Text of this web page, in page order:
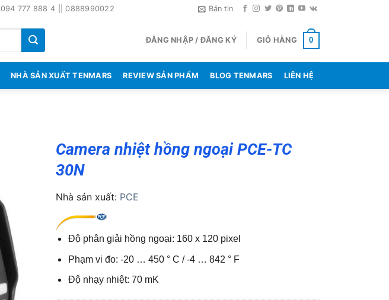
094 777 888 4 || 0888990022 Bản tin
ĐĂNG NHẬP / ĐĂNG KÝ GIỎ HÀNG 0
NHÀ SẢN XUẤT TENMARS REVIEW SẢN PHẨM BLOG TENMARS LIÊN HỆ
Camera nhiệt hồng ngoại PCE-TC
30N
Nhà sản xuất: PCE
Độ phân giải hồng ngoại: 160 x 120 pixel
Phạm vi đo: -20 … 450 ° C / -4 … 842 ° F
Độ nhạy nhiệt: 70 mK